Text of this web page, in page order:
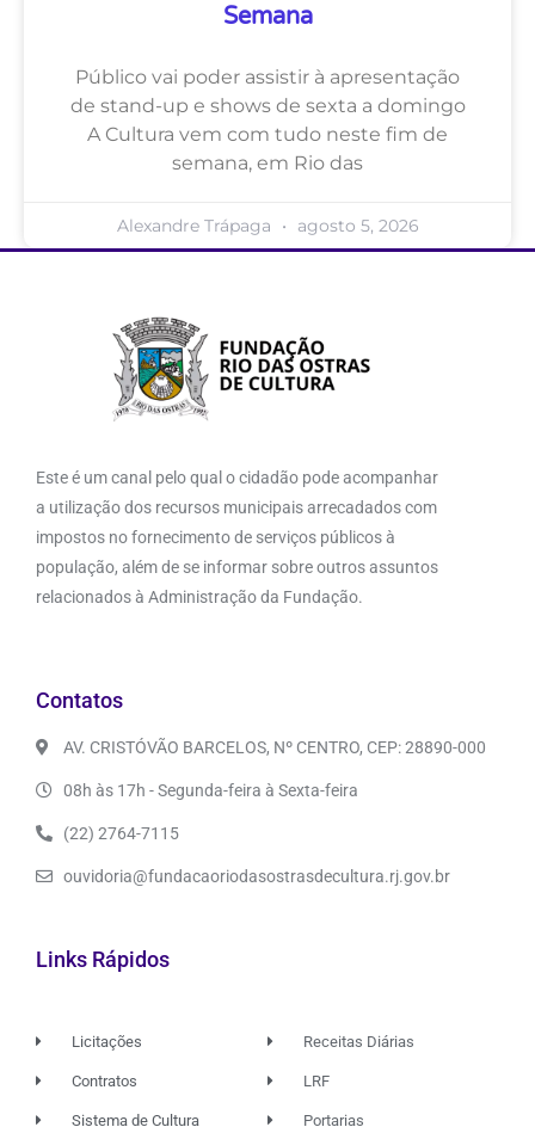
Semana
Público vai poder assistir à apresentação
de stand-up e shows de sexta a domingo
A Cultura vem com tudo neste fim de
semana, em Rio das
Alexandre Trápaga agosto 5, 2026
Este é um canal pelo qual o cidadão pode acompanhar
a utilização dos recursos municipais arrecadados com
impostos no fornecimento de serviços públicos à
população, além de se informar sobre outros assuntos
relacionados à Administração da Fundação.
Contatos
AV. CRISTÓVÃO BARCELOS, Nº CENTRO, CEP: 28890-000
08h às 17h - Segunda-feira à Sexta-feira
(22) 2764-7115
ouvidoria@fundacaoriodasostrasdecultura.rj.gov.br
Links Rápidos
Licitações
Contratos
Sistema de Cultura
Receitas Diárias
LRF
Portarias